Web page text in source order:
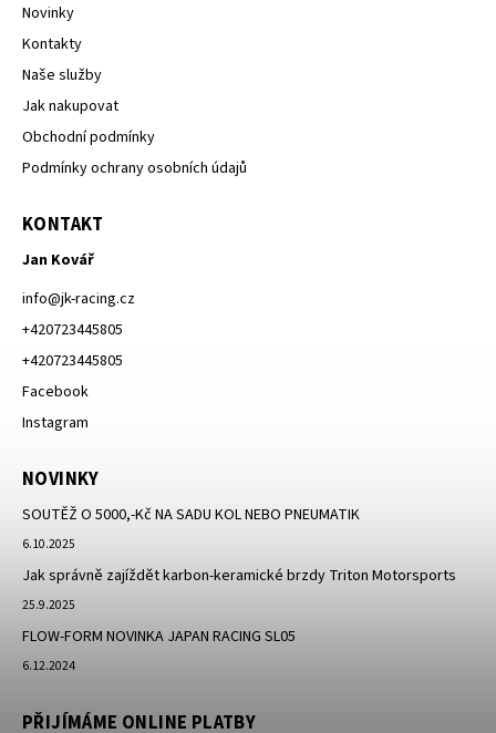
Novinky
Kontakty
Naše služby
Jak nakupovat
Obchodní podmínky
Podmínky ochrany osobních údajů
KONTAKT
Jan Kovář
info@jk-racing.cz
+420723445805
+420723445805
Facebook
Instagram
NOVINKY
SOUTĚŽ O 5000,-Kč NA SADU KOL NEBO PNEUMATIK
6.10.2025
Jak správně zajíždět karbon-keramické brzdy Triton Motorsports
25.9.2025
FLOW-FORM NOVINKA JAPAN RACING SL05
6.12.2024
PŘIJÍMÁME ONLINE PLATBY